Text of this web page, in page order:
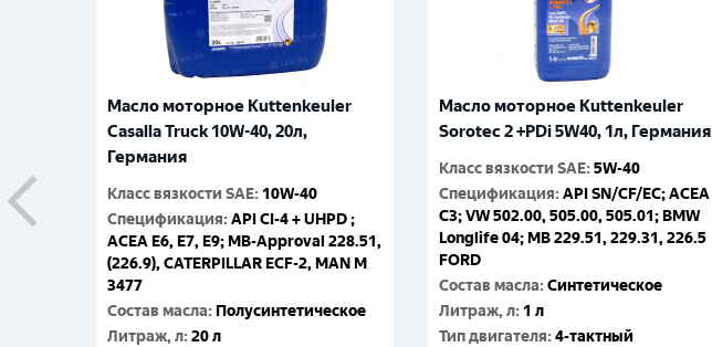
Масло моторное Kuttenkeuler
Casalla Truck 10W-40, 20л,
Германия
Класс вязкости SAE: 10W-40
Спецификация:API CI-4 + UHPD ;
ACEA E6, E7, E9; MB-Approval 228.51,
(226.9), CATERPILLAR ECF-2, MAN M
3477
Состав масла: Полусинтетическое
Литраж, л:20 л
Масло моторное Kuttenkeuler
Sorotec 2 +PDi 5W40, 1л, Германия
Класс вязкости SAE:5W-40
Спецификация:API SN/CF/EC; ACEA
C3; VW 502.00, 505.00, 505.01; BMW
Longlife 04; MB 229.51, 229.31, 226.5
FORD
Состав масла:Синтетическое
Литраж, л: 1 л
Тип двигателя:4-тактный